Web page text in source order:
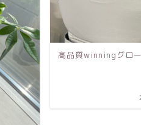
年5月30日
女性の美をサポート